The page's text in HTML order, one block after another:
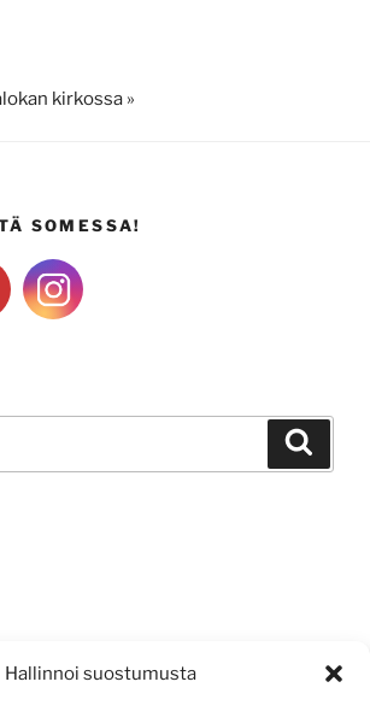
Hallinnoi suostumusta
kirkossa »
SOMESSA!